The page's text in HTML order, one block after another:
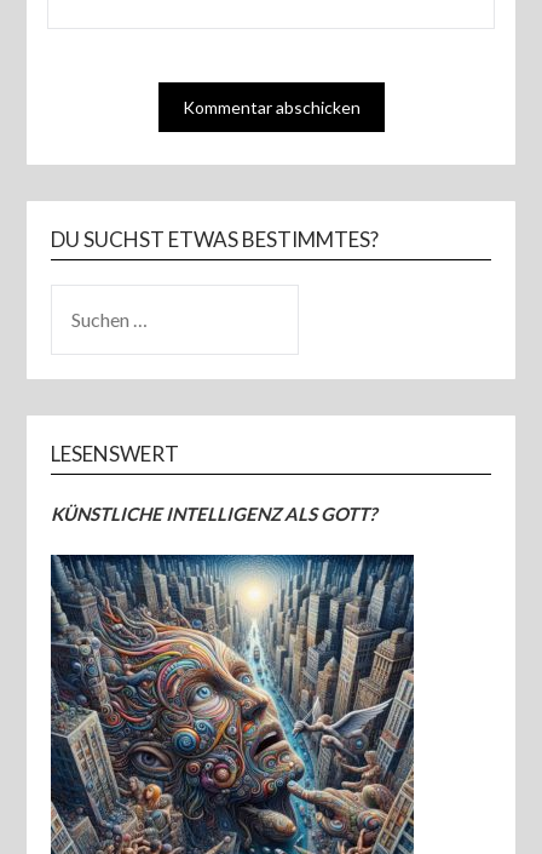
DU SUCHST ETWAS BESTIMMTES?
NACH:
LESENSWERT
KÜNSTLICHE INTELLIGENZ ALS GOTT?